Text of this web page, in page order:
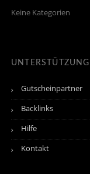
Keine Kategorien
UNTERSTÜTZUNG
Gutscheinpartner
Backlinks
Hilfe
Kontakt